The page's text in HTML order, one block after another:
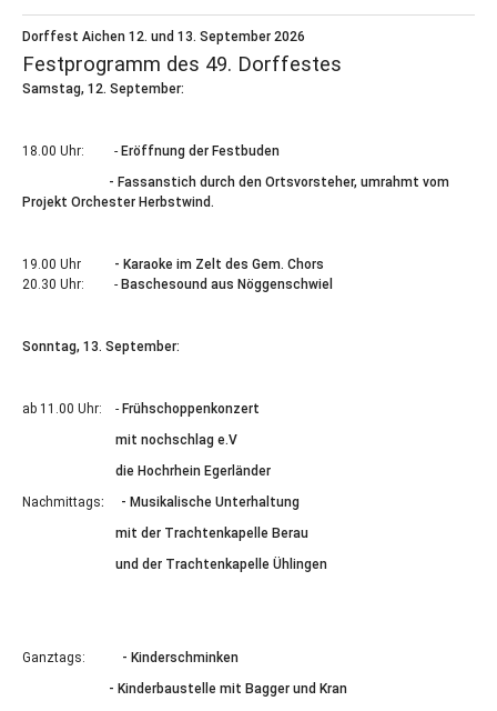
Dorffest Aichen 12. und 13. September 2026
Festprogramm des 49. Dorffestes
Samstag, 12. September:
18.00 Uhr: - Eröffnung der Festbuden
- Fassanstich durch den Ortsvorsteher, umrahmt vom
Projekt Orchester Herbstwind.
19.00 Uhr - Karaoke im Zelt des Gem. Chors
20.30 Uhr: - Baschesound aus Nöggenschwiel
Sonntag, 13. September:
ab 11.00 Uhr: - Frühschoppenkonzert
mit nochschlag e.V
die Hochrhein Egerländer
Nachmittags: - Musikalische Unterhaltung
mit der Trachtenkapelle Berau
und der Trachtenkapelle Ühlingen
Ganztags:
- Kinderschminken
- Kinderbaustelle mit Bagger und Kran